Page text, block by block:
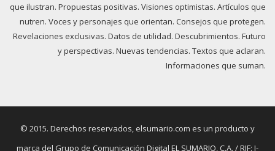
que ilustran. Propuestas positivas. Visiones optimistas. Artículos que
nutren. Voces y personajes que orientan. Consejos que protegen.
Revelaciones exclusivas. Datos de utilidad. Descubrimientos. Futuro
y perspectivas. Nuevas tendencias. Textos que aclaran.
Informaciones que suman.
© 2015. Derechos reservados, elsumario.com es un producto y
marca del Grupo de Comunicación Digital EL SUMARIO, C.A. / RIF: J-